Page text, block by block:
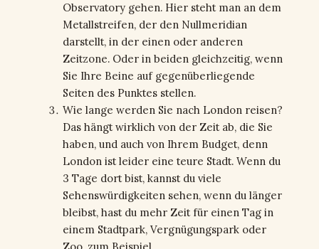
Observatory gehen. Hier steht man an dem
Metallstreifen, der den Nullmeridian
darstellt, in der einen oder anderen
Zeitzone. Oder in beiden gleichzeitig, wenn
Sie Ihre Beine auf gegenüberliegende
Seiten des Punktes stellen.
Wie lange werden Sie nach London reisen?
Das hängt wirklich von der Zeit ab, die Sie
haben, und auch von Ihrem Budget, denn
London ist leider eine teure Stadt. Wenn du
3 Tage dort bist, kannst du viele
Sehenswürdigkeiten sehen, wenn du länger
bleibst, hast du mehr Zeit für einen Tag in
einem Stadtpark, Vergnügungspark oder